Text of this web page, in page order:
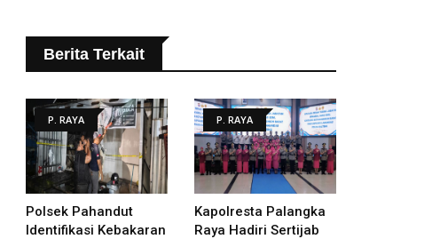
Berita Terkait
P. RAYA
Polsek Pahandut
Identifikasi Kebakaran
P. RAYA
Kapolresta Palangka
Raya Hadiri Sertijab